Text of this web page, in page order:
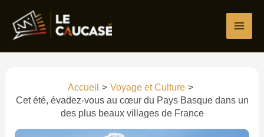
contenu
Accueil
Voyage et Culture
Cet été, évadez-vous au cœur du Pays Basque dans un
des plus beaux villages de France
ici…
mail*